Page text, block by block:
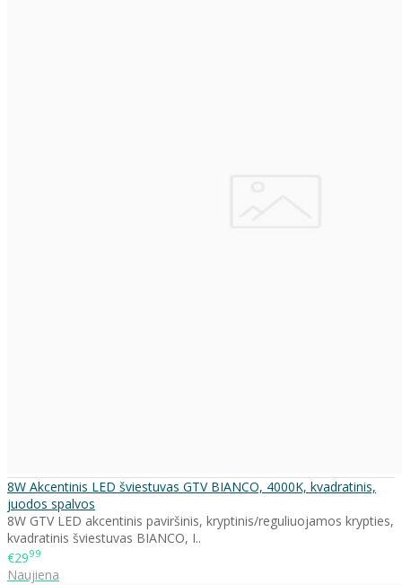
8W Akcentinis LED šviestuvas GTV BIANCO, 4000K, kvadratinis,
juodos spalvos
8W GTV LED akcentinis paviršinis, kryptinis/reguliuojamos krypties,
kvadratinis šviestuvas BIANCO, I..
€2999
Naujiena